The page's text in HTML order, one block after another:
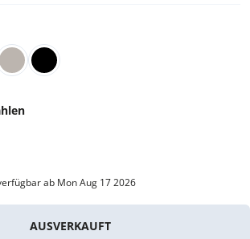
ab Mon Aug 17 2026
AUSVERKAUFT